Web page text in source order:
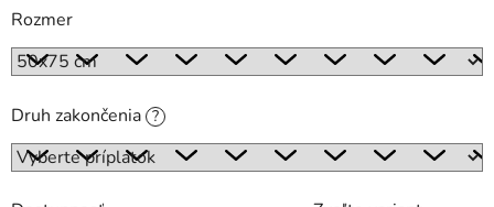
Rozmer
Druh zakončenia ?